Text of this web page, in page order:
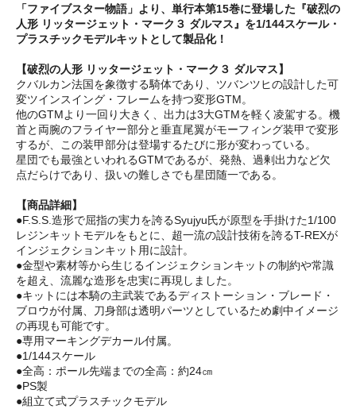
「ファイブスター物語」より、単行本第15巻に登場した『破烈の
人形 リッタージェット・マーク３ ダルマス』を1/144スケール・
プラスチックモデルキットとして製品化！
【破烈の人形 リッタージェット・マーク３ ダルマス】
クバルカン法国を象徴する騎体であり、ツバンツヒの設計した可
変ツインスイング・フレームを持つ変形GTM。
他のGTMより一回り大きく、出力は3大GTMを軽く凌駕する。機
首と両腕のフライヤー部分と垂直尾翼がモーフィング装甲で変形
するが、この装甲部分は登場するたびに形が変わっている。
星団でも最強といわれるGTMであるが、発熱、過剰出力など欠
点だらけであり、扱いの難しさでも星団随一である。
【商品詳細】
●F.S.S.造形で屈指の実力を誇るSyujyu氏が原型を手掛けた1/100
レジンキットモデルをもとに、超一流の設計技術を誇るT-REXが
インジェクションキット用に設計。
●金型や素材等から生じるインジェクションキットの制約や常識
を超え、流麗な造形を忠実に再現しました。
●キットには本騎の主武装であるディストーション・ブレード・
ブロウが付属、刀身部は透明パーツとしているため劇中イメージ
の再現も可能です。
●専用マーキングデカール付属。
●1/144スケール
●全高：ポール先端までの全高：約24㎝
●PS製
●組立て式プラスチックモデル